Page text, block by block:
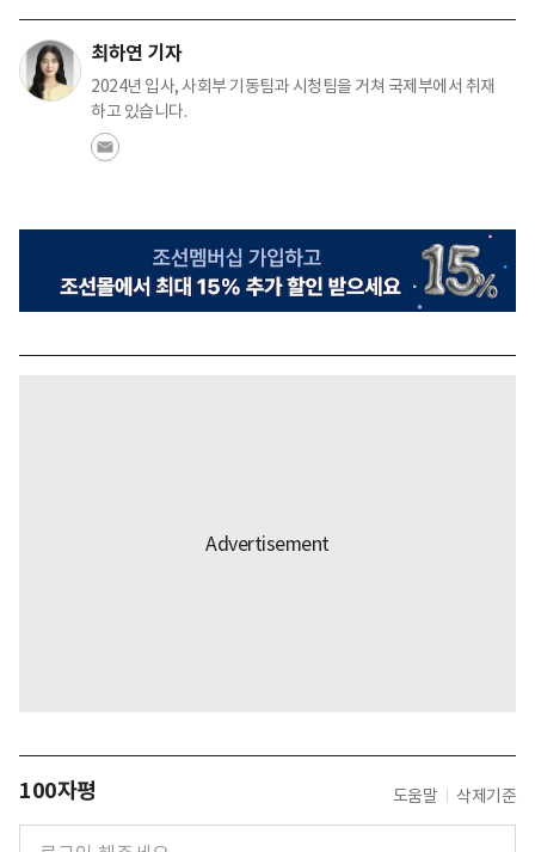
최하연 기자
2024년 입사, 사회부 기동팀과 시청팀을 거쳐 국제부에서 취재
하고 있습니다.
100자평 도움말 삭제기준